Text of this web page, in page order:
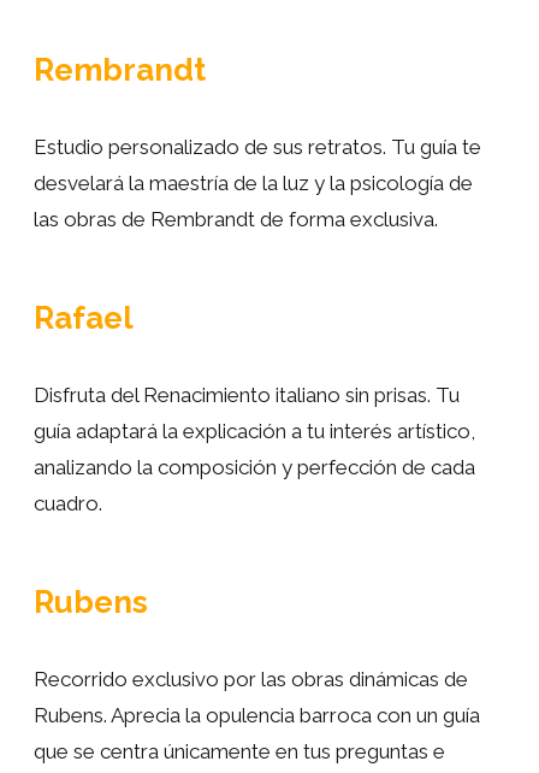
National Galleryy en el mundo del arte en
Rembrandt
Estudio personalizado de sus retratos. Tu guía te
desvelará la maestría de la luz y la psicología de
las obras de Rembrandt de forma exclusiva.
Rafael
Disfruta del Renacimiento italiano sin prisas. Tu
guía adaptará la explicación a tu interés artístico,
analizando la composición y perfección de cada
cuadro.
Rubens
Recorrido exclusivo por las obras dinámicas de
Rubens. Aprecia la opulencia barroca con un guía
que se centra únicamente en tus preguntas e